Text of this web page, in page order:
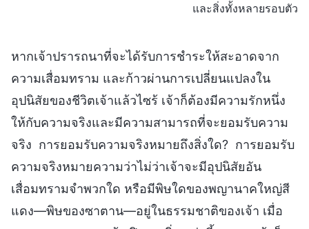
และสิ่งทั้งหลายรอบตัว
หากเจ้าปรารถนาที่จะได้รับการชำระให้สะอาดจาก
ความเสื่อมทราม และก้าวผ่านการเปลี่ยนแปลงใน
อุปนิสัยของชีวิตเจ้าแล้วไซร้ เจ้าก็ต้องมีความรักหนึ่ง
ให้กับความจริงและมีความสามารถที่จะยอมรับความ
จริง การยอมรับความจริงหมายถึงสิ่งใด? การยอมรับ
ความจริงหมายความว่าไม่ว่าเจ้าจะมีอุปนิสัยอัน
เสื่อมทรามจำพวกใด หรือมีพิษใดของพญานาคใหญ่สี
แดง—พิษของซาตาน—อยู่ในธรรมชาติของเจ้า เมื่อ